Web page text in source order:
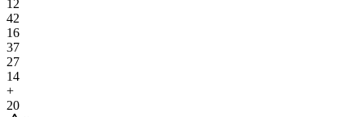
12
42
16
37
27
14
+
20